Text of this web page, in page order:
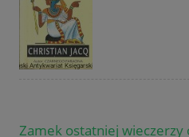
Zamek ostatniej wieczerzy